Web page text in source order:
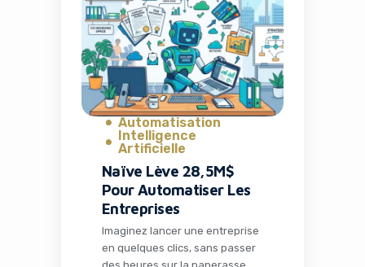
Automatisation
Intelligence
Artificielle
Naïve Lève 28,5M$
Pour Automatiser Les
Entreprises
Imaginez lancer une entreprise
en quelques clics, sans passer